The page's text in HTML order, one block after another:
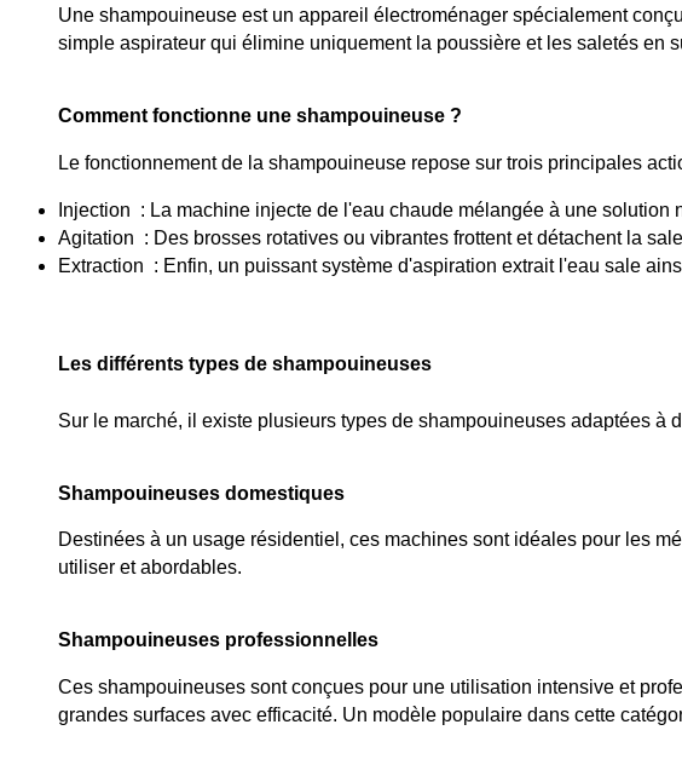
Une shampouineuse est un appareil électroménager spécialement
simple aspirateur qui élimine uniquement la poussière et les saletés en
Comment fonctionne une shampouineuse ?
Le fonctionnement de la shampouineuse repose sur trois principales
Injection  : La machine injecte de l'eau chaude mélangée à une
Agitation  : Des brosses rotatives ou vibrantes frottent et détachent la
Extraction  : Enfin, un puissant système d'aspiration extrait l'eau sale
Les différents types de shampouineuses
Sur le marché, il existe plusieurs types de shampouineuses adaptées
Shampouineuses domestiques
Destinées à un usage résidentiel, ces machines sont idéales pour les
utiliser et abordables.
Shampouineuses professionnelles
Ces shampouineuses sont conçues pour une utilisation intensive et
grandes surfaces avec efficacité. Un modèle populaire dans cette